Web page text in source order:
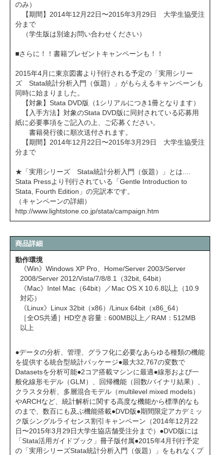
のみ）
【期間】2014年12月22日〜2015年3月29日 大学生協受注
分まで
（学生版は別途お問い合わせください）
■さらに！！書籍プレゼントキャンペーンも！！
2015年4月に東京図書より刊行される予定の「実用シリー
ズ Stata統計分析入門（仮題）」がもらえるキャンペーンも
同時に始まりました。
【対象】Stata DVD版（1シリアルにつき1冊となります）
【入手方法】対象のStata DVD版に同封されている応募用
紙に必要事項をご記入の上、ご応募ください。
書籍発行後に順次送付されます。
【期間】2014年12月22日〜2015年3月29日 大学生協受注
分まで
★「実用シリーズ Stata統計分析入門（仮題）」とは....
Stata Pressより刊行されている「Gentle Introduction to
Stata, Fourth Edition」の完訳本です。
（キャンペーンの詳細）
http://www.lightstone.co.jp/stata/campaign.htm
商品詳細
動作環境
《Win》Windows XP Pro、Home/Server 2003/Server
2008/Server 2012/Vista/7/8/8.1（32bit, 64bit）
《Mac》Intel Mac（64bit）／Mac OS X 10.6.8以上（10.9
対応）
《Linux》Linux 32bit（x86）/Linux 64bit（x86_64）
［全OS共通］HD空き容量：600MB以上／RAM：512MB
以上
●データの分析、管理、グラフ化に必要なあらゆる種類の機能
を提供する統合型統計パッケージ●最大32,767の変数で
Datasetsを分析可能●2コア搭載マシンに最適●線形および一
般化線形モデル（GLM）、回帰機能（回数/バイナリ結果）、
クラスタ分析、多層混合モデル（multilevel mixed models）
やARCHなど、統計解析に関する高度な機能から標準的なも
のまで、数百にも及ぶ機能搭載●DVD版●期間限定アカデミッ
ク版シングルライセンス割引キャンペーン（2014年12月22
日〜2015年3月29日大学生協店舗受注分まで）●DVD版には
「Stata活用ガイドブック」冊子版付属●2015年4月刊行予定
の「実用シリーズStata統計分析入門（仮題）」をもれなくプ